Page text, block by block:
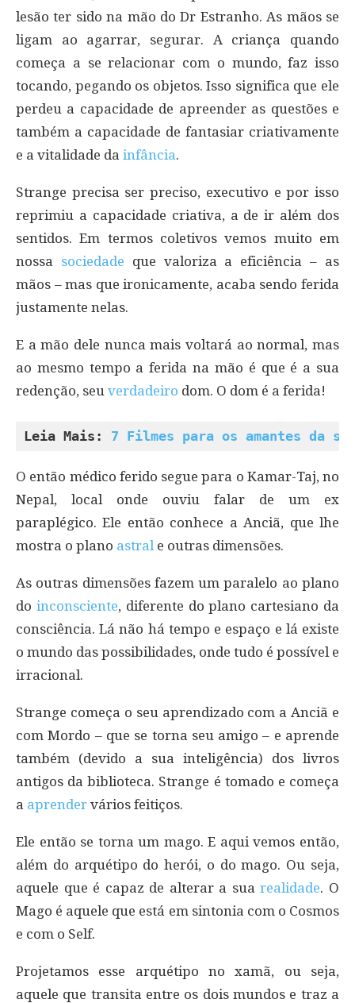
lesão ter sido na mão do Dr Estranho. As mãos se
ligam ao agarrar, segurar. A criança quando
começa a se relacionar com o mundo, faz isso
tocando, pegando os objetos. Isso significa que ele
perdeu a capacidade de apreender as questões e
também a capacidade de fantasiar criativamente
e a vitalidade da infância.
Strange precisa ser preciso, executivo e por isso
reprimiu a capacidade criativa, a de ir além dos
sentidos. Em termos coletivos vemos muito em
nossa sociedade que valoriza a eficiência – as
mãos – mas que ironicamente, acaba sendo ferida
justamente nelas.
E a mão dele nunca mais voltará ao normal, mas
ao mesmo tempo a ferida na mão é que é a sua
redenção, seu verdadeiro dom. O dom é a ferida!
Leia Mais: 7 Filmes para os amantes da
O então médico ferido segue para o Kamar-Taj, no
Nepal, local onde ouviu falar de um ex
paraplégico. Ele então conhece a Anciã, que lhe
mostra o plano astral e outras dimensões.
As outras dimensões fazem um paralelo ao plano
do inconsciente, diferente do plano cartesiano da
consciência. Lá não há tempo e espaço e lá existe
o mundo das possibilidades, onde tudo é possível e
irracional.
Strange começa o seu aprendizado com a Anciã e
com Mordo – que se torna seu amigo – e aprende
também (devido a sua inteligência) dos livros
antigos da biblioteca. Strange é tomado e começa
a aprender vários feitiços.
Ele então se torna um mago. E aqui vemos então,
além do arquétipo do herói, o do mago. Ou seja,
aquele que é capaz de alterar a suarealidade. O
Mago é aquele que está em sintonia com o Cosmos
e com o Self.
Projetamos esse arquétipo no xamã, ou seja,
aquele que transita entre os dois mundos e traz a